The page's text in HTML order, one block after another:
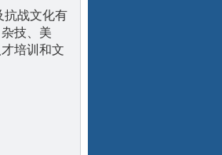
抗战文化有
技、美
培训和文